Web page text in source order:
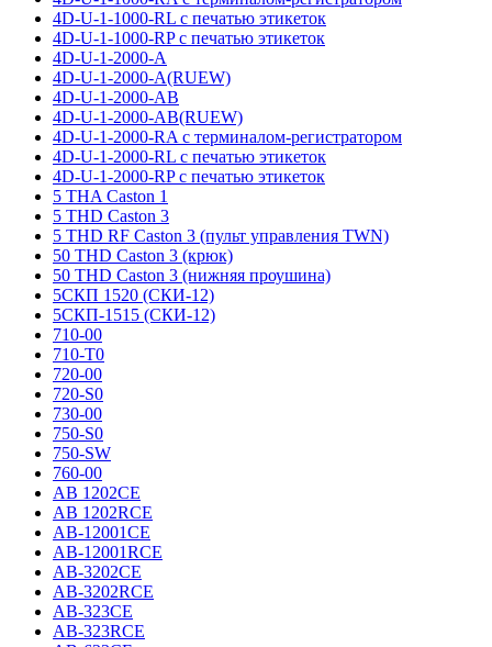
4D-U-1-1000-RL с печатью этикеток
4D-U-1-1000-RP с печатью этикеток
4D-U-1-2000-A
4D-U-1-2000-A(RUEW)
4D-U-1-2000-AB
4D-U-1-2000-AB(RUEW)
4D-U-1-2000-RA с терминалом-регистратором
4D-U-1-2000-RL с печатью этикеток
4D-U-1-2000-RP с печатью этикеток
5 THA Caston 1
5 THD Caston 3
5 THD RF Caston 3 (пульт управления TWN)
50 THD Caston 3 (крюк)
50 THD Caston 3 (нижняя проушина)
5СКП 1520 (СКИ-12)
5СКП-1515 (СКИ-12)
710-00
710-T0
720-00
720-S0
730-00
750-S0
750-SW
760-00
AB 1202CE
AB 1202RCE
AB-12001CE
AB-12001RCE
AB-3202CE
AB-3202RCE
AB-323CE
AB-323RCE